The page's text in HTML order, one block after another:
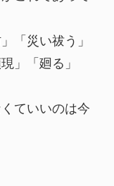
「災い祓う」
」「廻る」
ていいのは今